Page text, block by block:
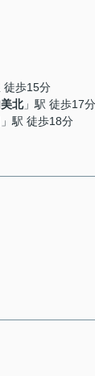
徒歩15分
北」駅 徒歩17分
」駅 徒歩18分